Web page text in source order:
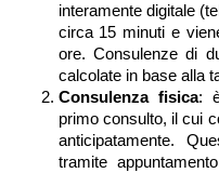
interamente digitale
circa 15 minuti e
ore. Consulenze di
calcolate in base alla
Consulenza fisica:
primo consulto, il cui
anticipatamente.
tramite